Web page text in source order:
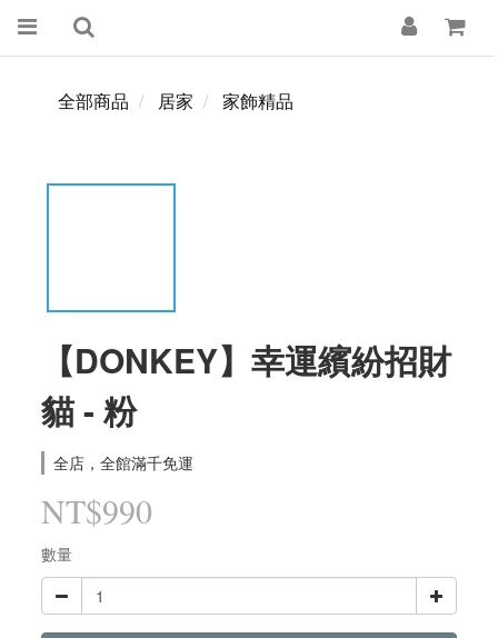
全部商品 居家 家飾精品
【DONKEY】幸運繽紛招財
貓 - 粉
全店，全館滿千免運
NT$990
數量